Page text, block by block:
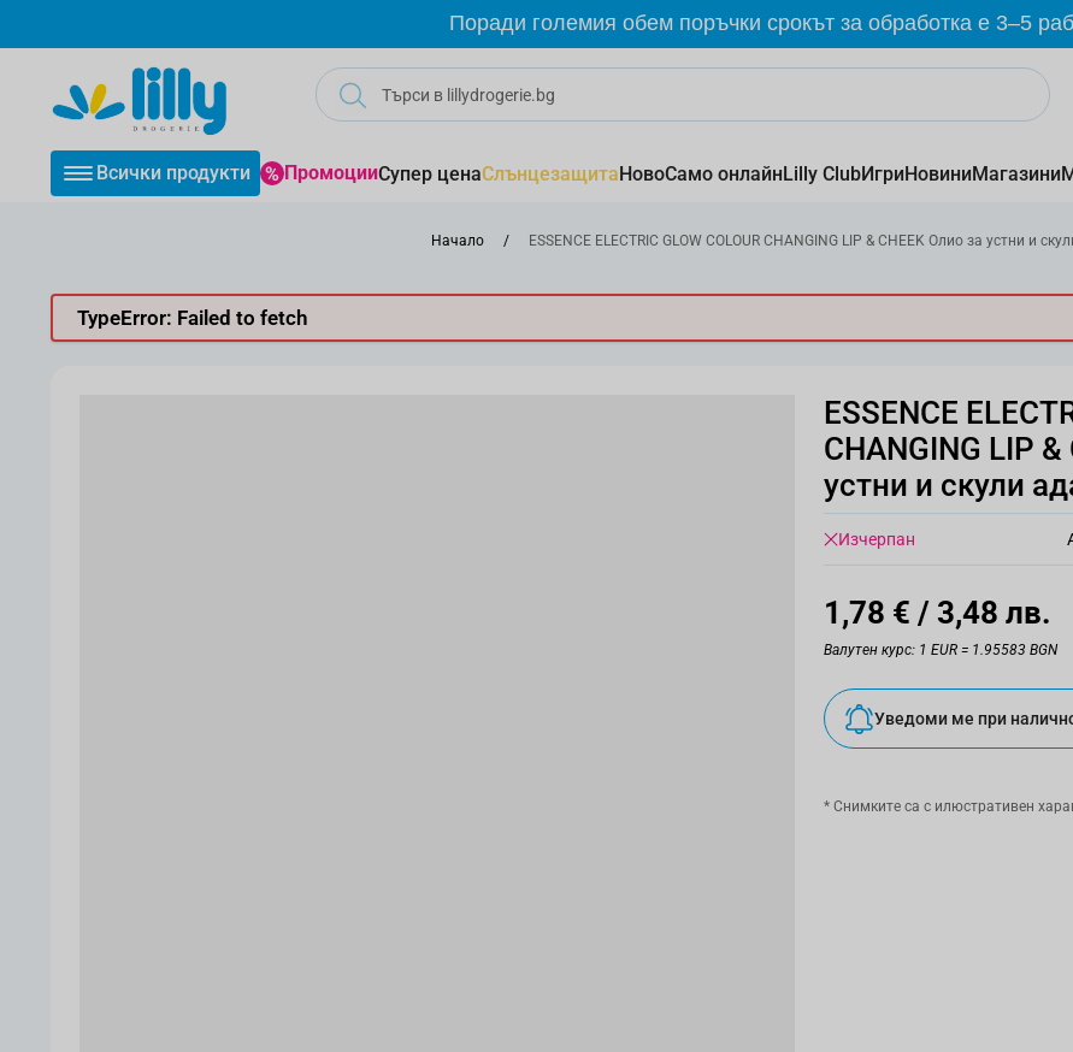
Поради големия обем поръчки срокът за обработка е 3–5
Всички продукти ПромоцииСупер ценаСлънцезащитаНовоСамо онлайнLilly ClubИгриНовиниМагазини
Начало / ESSENCE ELECTRIC GLOW COLOUR CHANGING LIP & CHEEK Олио за устни и
TypeError: Failed to fetch
ESSENCE
CHANGING LIP
устни и скули
Изчерпан
1,78 € / 3,48 лв.
Валутен курс: 1 EUR = 1.95583 BGN
Уведоми ме при
* Снимките са с илюстративен